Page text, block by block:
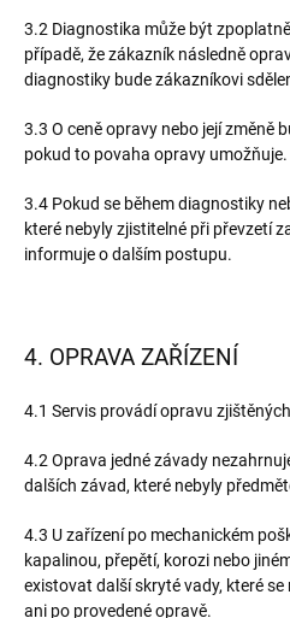
3.2 Diagnostika může být
případě, že zákazník následně
diagnostiky bude zákazníkovi
3.3 O ceně opravy nebo její změně
pokud to povaha opravy umožňuje.
3.4 Pokud se během diagnostiky
které nebyly zjistitelné při převzetí
informuje o dalším postupu.
4. OPRAVA ZAŘÍZENÍ
4.1 Servis provádí opravu
4.2 Oprava jedné závady
dalších závad, které nebyly
4.3 U zařízení po mechanickém
kapalinou, přepětí, korozi nebo
existovat další skryté vady, které
ani po provedené opravě.